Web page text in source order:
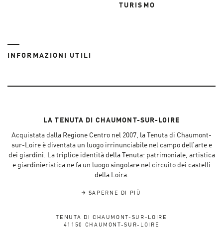
TURISMO
INFORMAZIONI UTILI
LA TENUTA DI CHAUMONT-SUR-LOIRE
Acquistata dalla Regione Centro nel 2007, la Tenuta di Chaumont-
sur-Loire è diventata un luogo irrinunciabile nel campo dell’arte e
dei giardini. La triplice identità della Tenuta: patrimoniale, artistica
e giardinieristica ne fa un luogo singolare nel circuito dei castelli
della Loira.
SAPERNE DI PIÙ
TENUTA DI CHAUMONT-SUR-LOIRE
41150 CHAUMONT-SUR-LOIRE